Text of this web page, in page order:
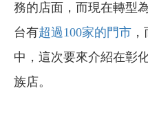
務的店面，而現在轉型
台有超過100家的門市
中，這次要來介紹在彰
族店。